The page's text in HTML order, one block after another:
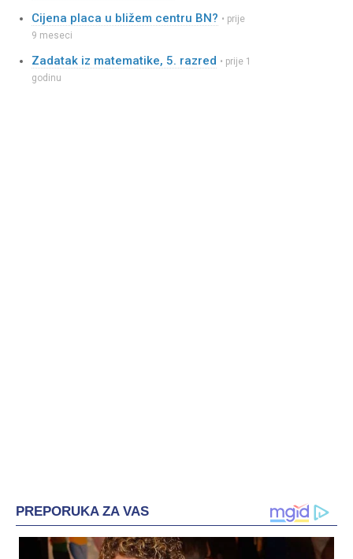
Cijena placa u bližem centru BN? • prije
9 meseci
Zadatak iz matematike, 5. razred • prije 1
godinu